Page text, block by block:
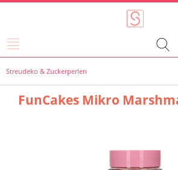
Streudeko & Zuckerperlen
FunCakes Mikro